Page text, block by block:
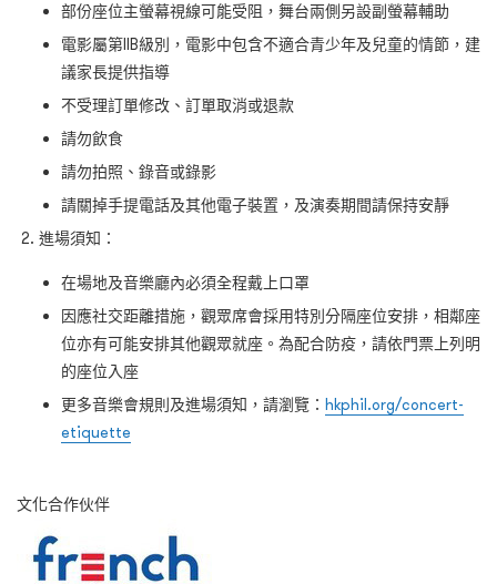
部份座位主螢幕視線可能受阻，舞台兩側另設副螢幕輔助
電影屬第IIB級別，電影中包含不適合青少年及兒童的情節，建
議家長提供指導
不受理訂單修改、訂單取消或退款
請勿飲食
請勿拍照、錄音或錄影
請關掉手提電話及其他電子裝置，及演奏期間請保持安靜
進場須知：
在場地及音樂廳內必須全程戴上口罩
因應社交距離措施，觀眾席會採用特別分隔座位安排，相鄰座
位亦有可能安排其他觀眾就座。為配合防疫，請依門票上列明
的座位入座
更多音樂會規則及進場須知，請瀏覽： hkphil.org/concert-
etiquette
文化合作伙伴